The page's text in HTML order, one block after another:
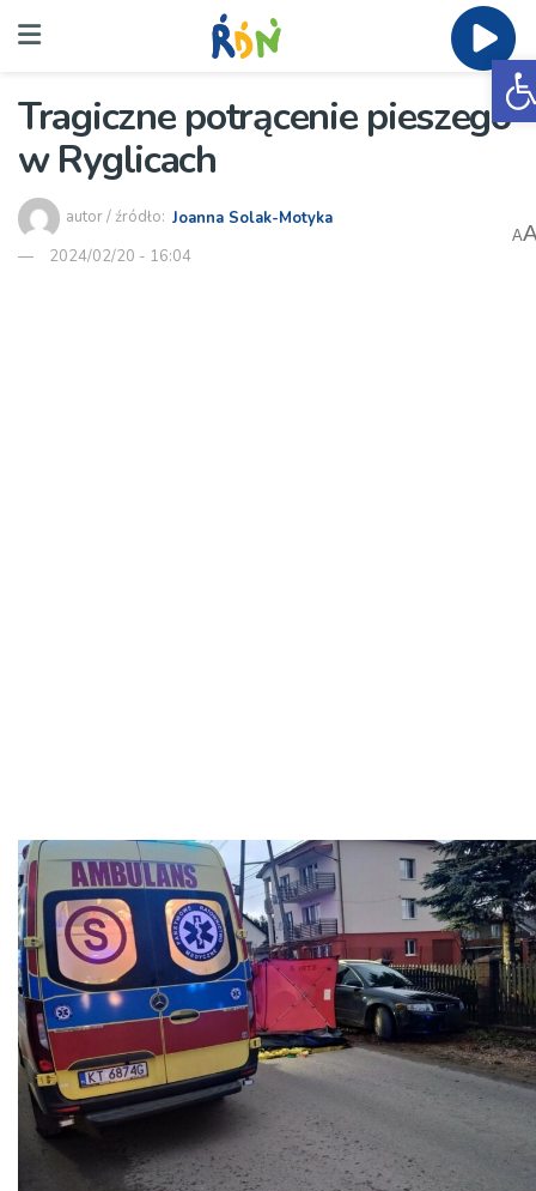
Tragiczne potrącenie pieszego
w Ryglicach
autor / źródło: Joanna Solak-Motyka
2024/02/20 - 16:04
A